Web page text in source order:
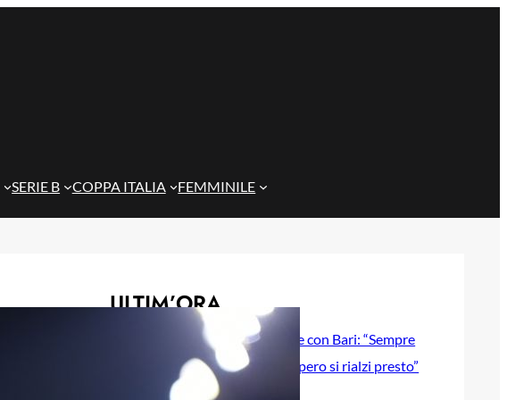
SERIE B COPPA ITALIA FEMMINILE
ULTIM’ORA
Gazzi e il legame con Bari: “Sempre
nel mio cuore, spero si rialzi presto”
29 Maggio 2026